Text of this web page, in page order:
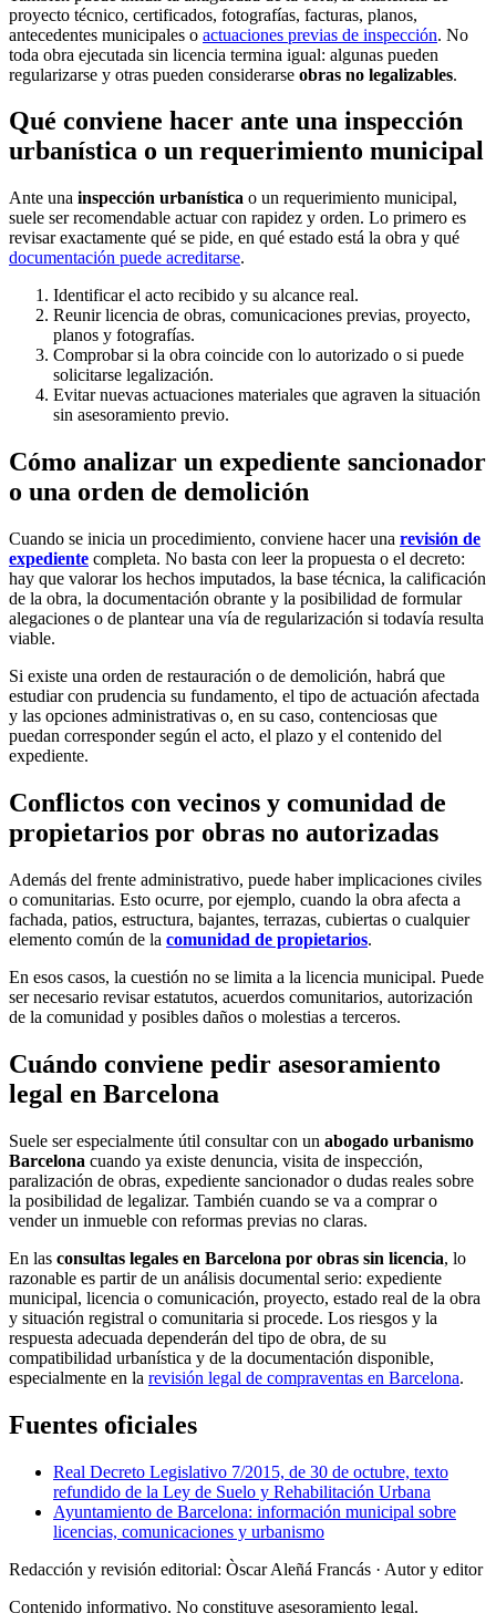
proyecto técnico, certificados, fotografías, facturas, planos,
antecedentes municipales o actuaciones previas de inspección. No
toda obra ejecutada sin licencia termina igual: algunas pueden
regularizarse y otras pueden considerarse obras no legalizables.
Qué conviene hacer ante una inspección
urbanística o un requerimiento municipal
Ante una inspección urbanística o un requerimiento municipal,
suele ser recomendable actuar con rapidez y orden. Lo primero es
revisar exactamente qué se pide, en qué estado está la obra y qué
documentación puede acreditarse.
Identificar el acto recibido y su alcance real.
Reunir licencia de obras, comunicaciones previas, proyecto,
planos y fotografías.
Comprobar si la obra coincide con lo autorizado o si puede
solicitarse legalización.
Evitar nuevas actuaciones materiales que agraven la situación
sin asesoramiento previo.
Cómo analizar un expediente sancionador
o una orden de demolición
Cuando se inicia un procedimiento, conviene hacer una revisión de
expediente completa. No basta con leer la propuesta o el decreto:
hay que valorar los hechos imputados, la base técnica, la calificación
de la obra, la documentación obrante y la posibilidad de formular
alegaciones o de plantear una vía de regularización si todavía resulta
viable.
Si existe una orden de restauración o de demolición, habrá que
estudiar con prudencia su fundamento, el tipo de actuación afectada
y las opciones administrativas o, en su caso, contenciosas que
puedan corresponder según el acto, el plazo y el contenido del
expediente.
Conflictos con vecinos y comunidad de
propietarios por obras no autorizadas
Además del frente administrativo, puede haber implicaciones civiles
o comunitarias. Esto ocurre, por ejemplo, cuando la obra afecta a
fachada, patios, estructura, bajantes, terrazas, cubiertas o cualquier
elemento común de la comunidad de propietarios.
En esos casos, la cuestión no se limita a la licencia municipal. Puede
ser necesario revisar estatutos, acuerdos comunitarios, autorización
de la comunidad y posibles daños o molestias a terceros.
Cuándo conviene pedir asesoramiento
legal en Barcelona
Suele ser especialmente útil consultar con un abogado urbanismo
Barcelona cuando ya existe denuncia, visita de inspección,
paralización de obras, expediente sancionador o dudas reales sobre
la posibilidad de legalizar. También cuando se va a comprar o
vender un inmueble con reformas previas no claras.
En las consultas legales en Barcelona por obras sin licencia, lo
razonable es partir de un análisis documental serio: expediente
municipal, licencia o comunicación, proyecto, estado real de la obra
y situación registral o comunitaria si procede. Los riesgos y la
respuesta adecuada dependerán del tipo de obra, de su
compatibilidad urbanística y de la documentación disponible,
especialmente en la revisión legal de compraventas en Barcelona.
Fuentes oficiales
Real Decreto Legislativo 7/2015, de 30 de octubre, texto
refundido de la Ley de Suelo y Rehabilitación Urbana
Ayuntamiento de Barcelona: información municipal sobre
licencias, comunicaciones y urbanismo
Redacción y revisión editorial: Òscar Aleñá Francás · Autor y editor
Contenido informativo. No constituye asesoramiento legal.